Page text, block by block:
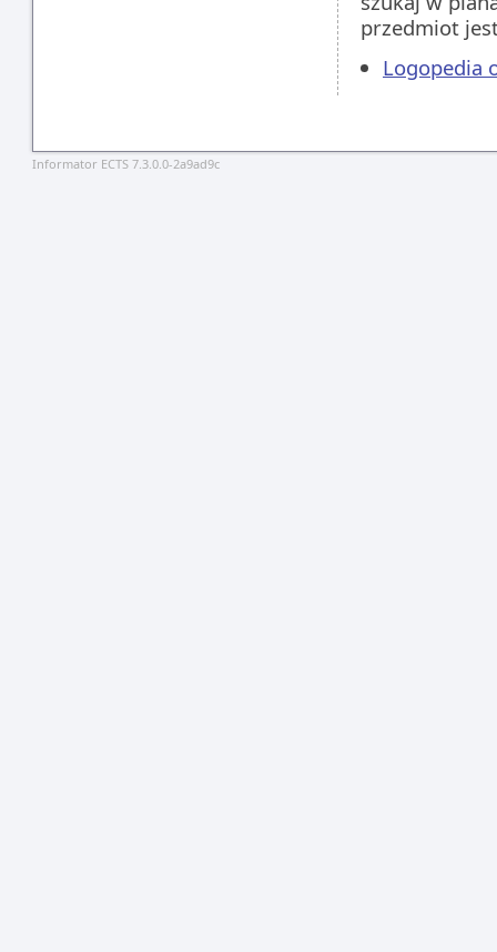
przedmiot
Logopedia
Informator ECTS 7.3.0.0-2a9ad9c